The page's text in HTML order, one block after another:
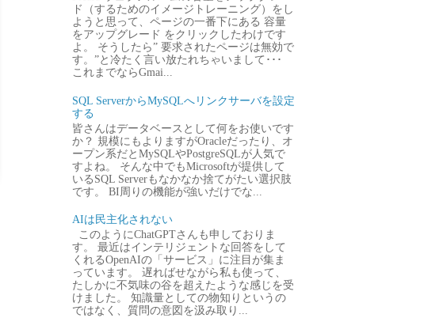
ド（するためのイメージトレーニング）をし
ようと思って、ページの一番下にある 容量
をアップグレード をクリックしたわけです
よ。 そうしたら” 要求されたページは無効で
す。”と冷たく言い放たれちゃいまして･･･
これまでならGmai...
SQL ServerからMySQLへリンクサーバを設定
する
皆さんはデータベースとして何をお使いです
か？ 規模にもよりますがOracleだったり、オ
ープン系だとMySQLやPostgreSQLが人気で
すよね。 そんな中でもMicrosoftが提供して
いるSQL Serverもなかなか捨てがたい選択肢
です。 BI周りの機能が強いだけでな...
AIは民主化されない
このようにChatGPTさんも申しておりま
す。 最近はインテリジェントな回答をして
くれるOpenAIの「サービス」に注目が集ま
っています。 遅ればせながら私も使って、
たしかに不気味の谷を超えたような感じを受
けました。 知識量としての物知りというの
ではなく、質問の意図を汲み取り...